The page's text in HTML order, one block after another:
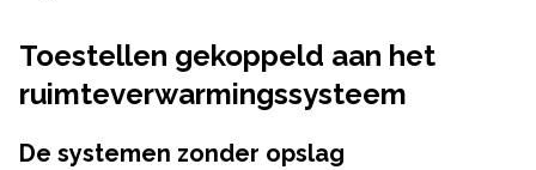
Toestellen gekoppeld aan het
ruimteverwarmingssysteem
De systemen zonder opslag